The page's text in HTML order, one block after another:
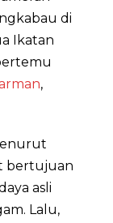
di
Ikatan
,
bertujuan
asli
Lalu,